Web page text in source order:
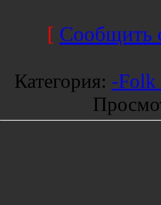
[ Сообщить
Категория: -Folk